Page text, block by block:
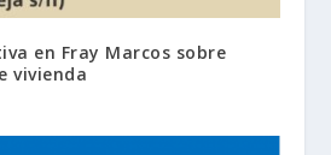
en Fray Marcos sobre
vivienda